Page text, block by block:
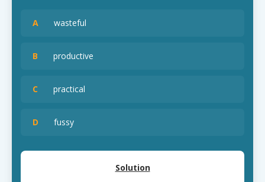
A wasteful
B productive
C practical
D fussy
Solution